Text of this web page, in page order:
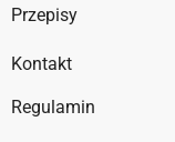
Przepisy
Kontakt
Regulamin